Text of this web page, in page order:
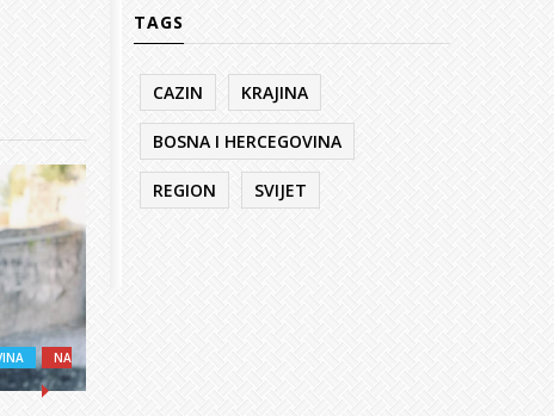
NA
TAGS
CAZIN KRAJINA
BOSNA I HERCEGOVINA
REGION SVIJET